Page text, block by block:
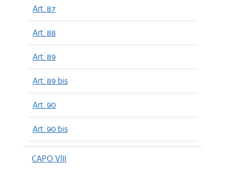
Art. 87
Art. 88
Art. 89
Art. 89 bis
Art. 90
Art. 90 bis
CAPO VIII